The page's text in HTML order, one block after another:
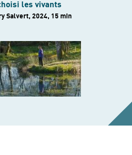
les vivants
Salvert, 2024, 15 min